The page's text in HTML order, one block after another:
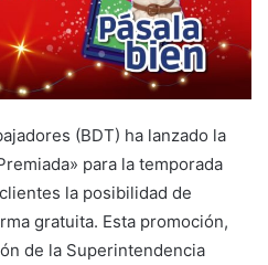
(BDT) ha lanzado la
para la temporada
la posibilidad de
gratuita. Esta promoción,
de la Superintendencia